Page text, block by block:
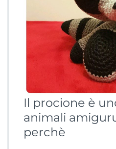
Il procione è
animali
perchè